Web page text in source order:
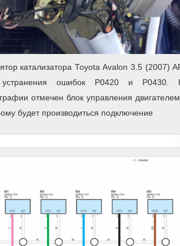
катализатора Toyota Avalon 3.5 (2007)
ошибок P0420 и P0430.
отмечен блок управления
будет производиться подключение